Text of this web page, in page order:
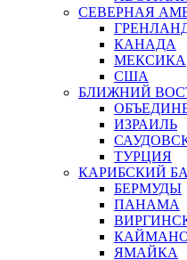
СЕВЕРНАЯ
КАНАДА
МЕКСИКА
США
БЛИЖНИЙ
ИЗРАИЛЬ
ТУРЦИЯ
КАРИБСКИЙ
БЕРМУДЫ
ПАНАМА
ЯМАЙКА